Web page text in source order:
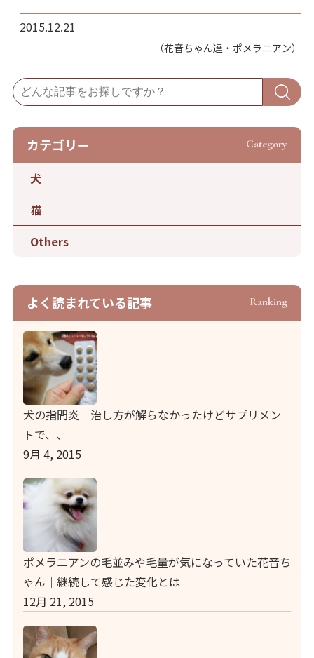
2015.12.21
（花音ちゃん達・ポメラニアン）
カテゴリー Category
犬
猫
Others
よく読まれている記事 Ranking
犬の指間炎 治し方が解らなかったけどサプリメン
トで、、
9月 4, 2015
ポメラニアンの毛並みや毛量が気になっていた花音ち
ゃん｜継続して感じた変化とは
12月 21, 2015